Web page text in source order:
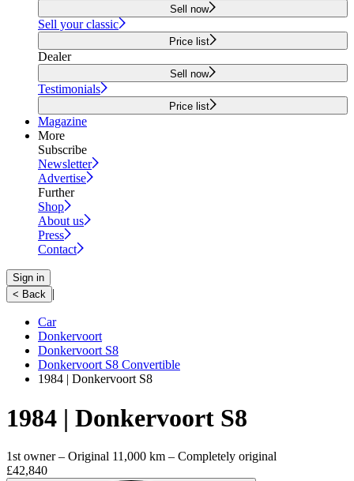
Sell now
Sell your classic
Price list
Dealer
Sell now
Testimonials
Price list
Magazine
More
Subscribe
Newsletter
Advertise
Further
Shop
About us
Press
Contact
Sign in
< Back |
Car
Donkervoort
Donkervoort S8
Donkervoort S8 Convertible
1984 | Donkervoort S8
1984 | Donkervoort S8
1st owner – Original 11,000 km – Completely original
£42,840